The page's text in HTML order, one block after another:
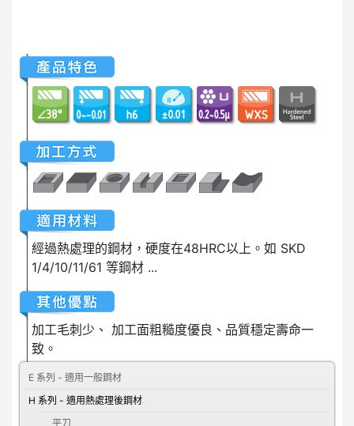
經過熱處理的鋼材，硬度在48HRC以上。如 SKD
1/4/10/11/61 等鋼材 ...
加工毛刺少、 加工面粗糙度優良、品質穩定壽命一
致。
E 系列 - 適用一般鋼材
H 系列 - 適用熱處理後鋼材
平刀